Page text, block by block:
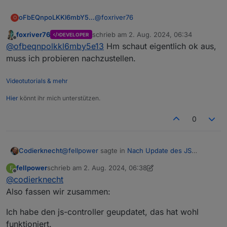
O oFbEQnpoLKKl6mbY5e13@foxriver76
Bleiben wir ruhig bei dem genannten
Beispiel.
Alias:
Datenpunkt schreibend:
Ich schätze, die Meldung kommt
Offline
foxriver76 DEVELOPER schrieb am 2. Aug. 2024, 06:34
zuletzt editiert von
@ofbeqnpolkkl6mby5e13 Hm schaut eigentlich ok aus,
muss ich probieren nachzustellen.
Videotutorials & mehr
Hier könnt ihr mich unterstützen.
0
Codierknecht@fellpower sagte in Nach Update des JS
Ich mit Sicherheit auch nicht ;-)
F
Offline
fellpowerschrieb am 2. Aug. 2024, 06:38
zuletzt editiert von fellpower8. Feb. 2024, 08:41
@codierknecht
Also fassen wir zusammen:
Ich habe den js-controller geupdatet, das hat wohl
funktioniert.